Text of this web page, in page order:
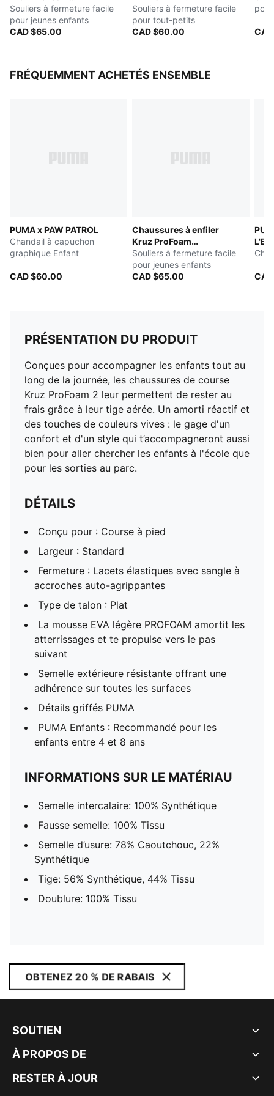
SLIPTECH™
Souliers à fermeture facile
pour jeunes enfants
CAD $65.00
Souliers à fermeture facile
pour tout-petits
CAD $60.00
FRÉQUEMMENT ACHETÉS ENSEMBLE
PUMA x PAW PATROL
Chandail à capuchon
graphique Enfant
CAD $60.00
Chaussures à enfiler
Kruz ProFoam
SLIPTECH™
Souliers à fermeture facile
pour jeunes enfants
CAD $65.00
PRÉSENTATION DU PRODUIT
Conçues pour accompagner les enfants tout au
long de la journée, les chaussures de course
Kruz ProFoam 2 leur permettent de rester au
frais grâce à leur tige aérée. Un amorti réactif et
des touches de couleurs vives : le gage d'un
confort et d'un style qui t’accompagneront aussi
bien pour aller chercher les enfants à l'école que
pour les sorties au parc.
DÉTAILS
Conçu pour : Course à pied
Largeur : Standard
Fermeture : Lacets élastiques avec sangle à
accroches auto-agrippantes
Type de talon : Plat
La mousse EVA légère PROFOAM amortit les
atterrissages et te propulse vers le pas
suivant
Semelle extérieure résistante offrant une
adhérence sur toutes les surfaces
Détails griffés PUMA
PUMA Enfants : Recommandé pour les
enfants entre 4 et 8 ans
INFORMATIONS SUR LE MATÉRIAU
Semelle intercalaire: 100% Synthétique
Fausse semelle: 100% Tissu
Semelle d’usure: 78% Caoutchouc, 22%
Synthétique
Tige: 56% Synthétique, 44% Tissu
Doublure: 100% Tissu
OBTENEZ 20 % DE RABAIS
SOUTIEN
À PROPOS DE
RESTER À JOUR